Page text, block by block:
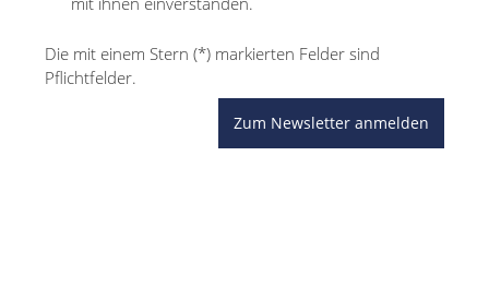
Die mit einem Stern (*) markierten Felder sind
Pflichtfelder.
Zum Newsletter anmelden